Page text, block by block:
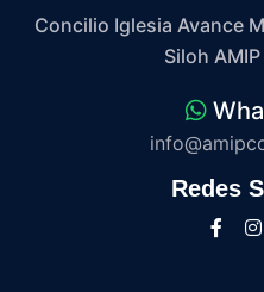
Concilio Iglesia Avance
Siloh
Redes